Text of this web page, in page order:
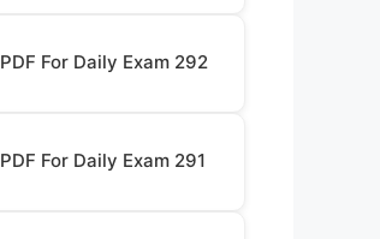
PDF For Daily Exam 292
PDF For Daily Exam 291